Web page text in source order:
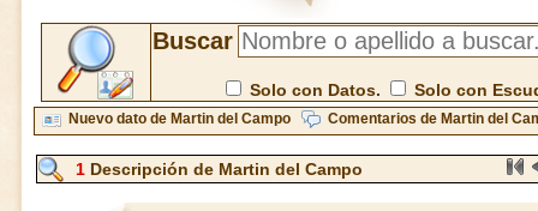
Buscar
Solo con Datos. Solo con
Nuevo dato de Martin del Campo Comentarios de Martin del
1Descripción de Martin del Campo